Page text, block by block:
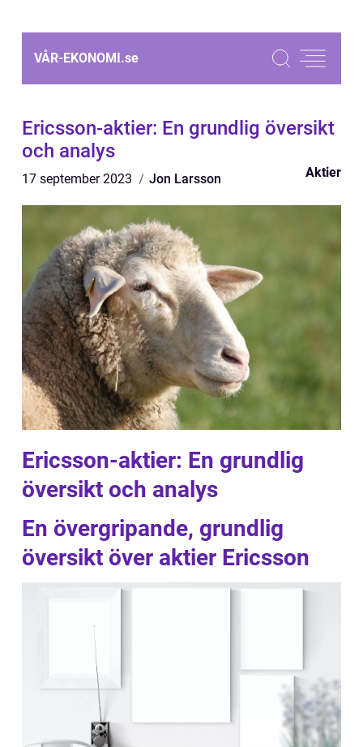
VÅR-EKONOMI.se
Ericsson-aktier: En grundlig översikt
och analys
17 september 2023 Jon Larsson Aktier
Ericsson-aktier: En grundlig
översikt och analys
En övergripande, grundlig
översikt över aktier Ericsson